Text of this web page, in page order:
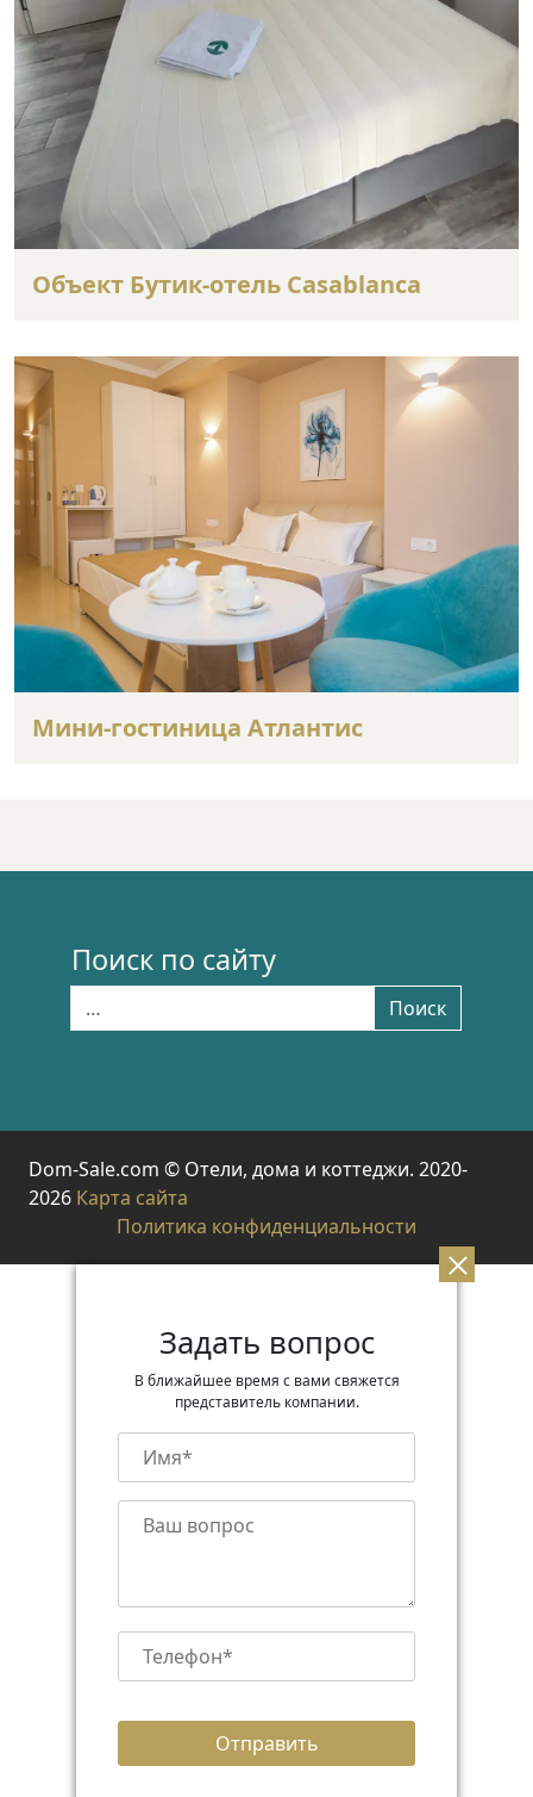
Объект Бутик-отель Casablanca
Мини-гостиница Атлантис
Поиск по сайту
Поиск
Dom-Sale.com © Отели, дома и коттеджи. 2020-
2026 Карта сайта
Политика конфиденциальности
Задать вопрос
В ближайшее время с вами свяжется
представитель компании.